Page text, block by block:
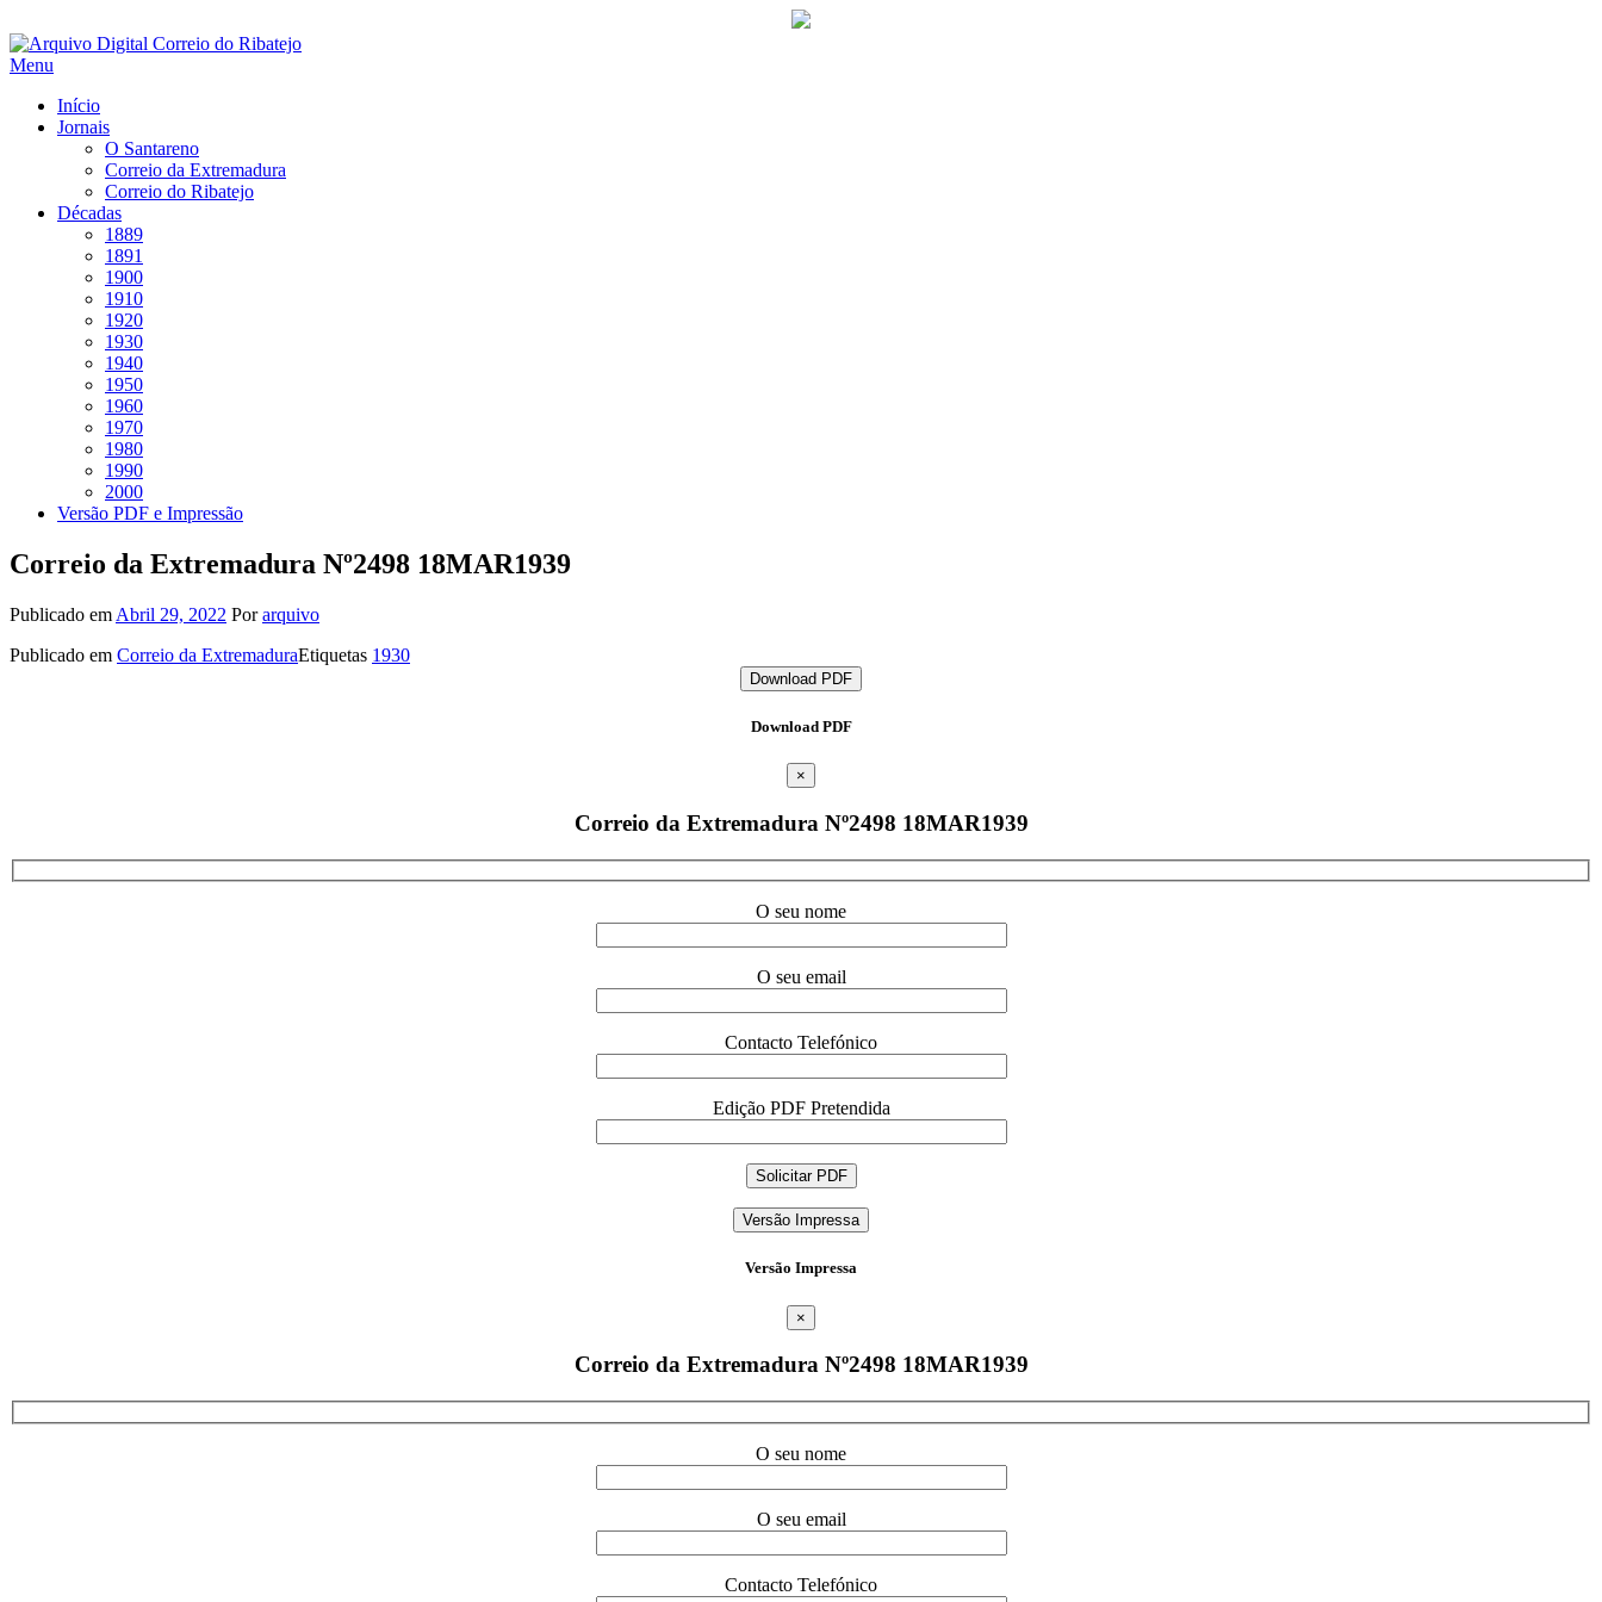
Saltar
para
Menu
Início
Jornais
O Santareno
Correio da Extremadura
Correio do Ribatejo
Décadas
1889
1891
1900
1910
1920
1930
1940
1950
1960
1970
1980
1990
2000
Versão PDF e Impressão
Correio da Extremadura Nº2498 18MAR1939
Publicado em Abril 29, 2022 Porarquivo
Publicado em Correio da ExtremaduraEtiquetas 1930
Download PDF
Download PDF
×
Correio da Extremadura Nº2498 18MAR1939
O seu nome
O seu email
Contacto Telefónico
Edição PDF Pretendida
Versão Impressa
Versão Impressa
×
Correio da Extremadura Nº2498 18MAR1939
O seu nome
O seu email
Contacto Telefónico